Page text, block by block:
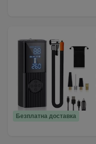
Безплатна доставка